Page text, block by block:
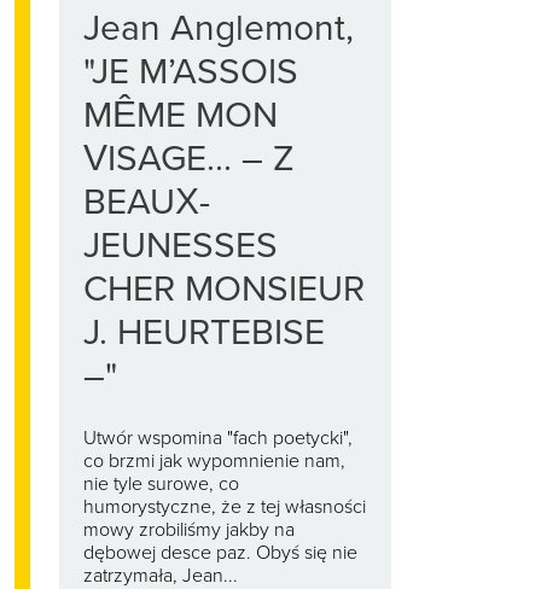
Jean Anglemont,
"JE M’ASSOIS
MÊME MON
VISAGE... – Z
BEAUX-
JEUNESSES
CHER MONSIEUR
J. HEURTEBISE
–"
Utwór wspomina "fach poetycki",
co brzmi jak wypomnienie nam,
nie tyle surowe, co
humorystyczne, że z tej własności
mowy zrobiliśmy jakby na
dębowej desce paz. Obyś się nie
zatrzymała, Jean...